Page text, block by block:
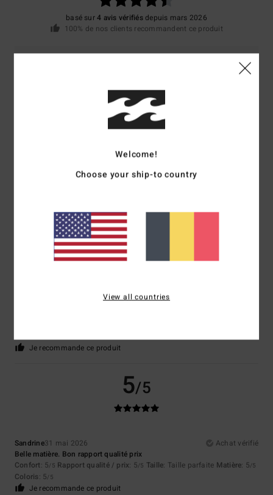
basé sur4 avis vérifiésdepuis mars 2026
100% de nos clients recommandent ce produit
4.3
4
Je recommande ce produit
5/5
Sandrine31 mai 2026
Achat vérifié
Belle matière. Bon rapport qualité prix
Confort: 5/5 Rapport qualité / prix: 5/5 Taille: Taille parfaite Matière: 5/5
Coloris: 5/5
Je recommande ce produit
Welcome!
Choose your ship-to country
View all countries